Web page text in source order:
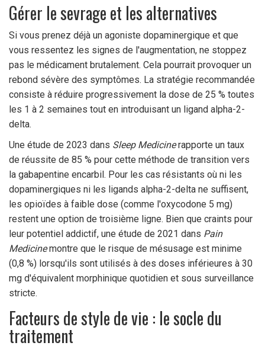
Gérer le sevrage et les alternatives
Si vous prenez déjà un agoniste dopaminergique et que
vous ressentez les signes de l'augmentation, ne stoppez
pas le médicament brutalement. Cela pourrait provoquer un
rebond sévère des symptômes. La stratégie recommandée
consiste à réduire progressivement la dose de 25 % toutes
les 1 à 2 semaines tout en introduisant un ligand alpha-2-
delta.
Une étude de 2023 dans Sleep Medicinerapporte un taux
de réussite de 85 % pour cette méthode de transition vers
la gabapentine encarbil. Pour les cas résistants où ni les
dopaminergiques ni les ligands alpha-2-delta ne suffisent,
les opioïdes à faible dose (comme l'oxycodone 5 mg)
restent une option de troisième ligne. Bien que craints pour
leur potentiel addictif, une étude de 2021 dans Pain
Medicinemontre que le risque de mésusage est minime
(0,8 %) lorsqu'ils sont utilisés à des doses inférieures à 30
mg d'équivalent morphinique quotidien et sous surveillance
stricte.
Facteurs de style de vie : le socle du
traitement